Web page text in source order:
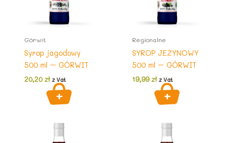
Górwit
Syrop jagodowy
500 ml – GÓRWIT
20,20zł z Vat
Regionalne
SYROP JEŻYNOWY
500 ml – GÓRWIT
19,99zł z Vat